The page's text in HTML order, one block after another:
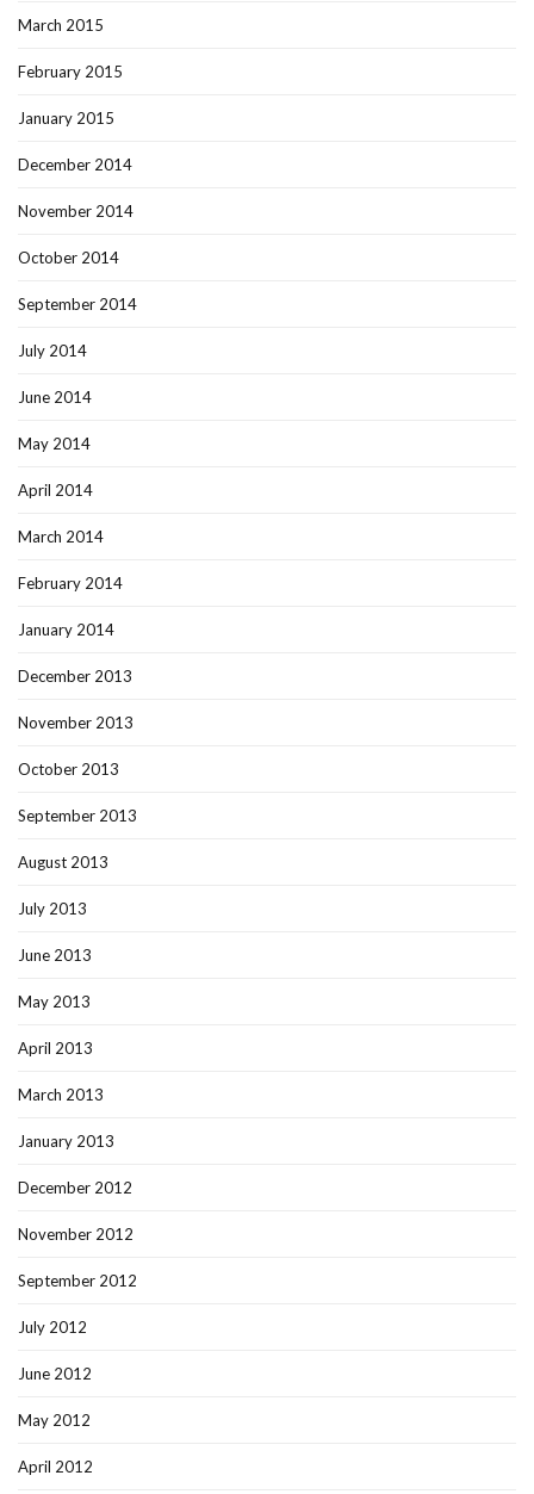
March 2015
February 2015
January 2015
December 2014
November 2014
October 2014
September 2014
July 2014
June 2014
May 2014
April 2014
March 2014
February 2014
January 2014
December 2013
November 2013
October 2013
September 2013
August 2013
July 2013
June 2013
May 2013
April 2013
March 2013
January 2013
December 2012
November 2012
September 2012
July 2012
June 2012
May 2012
April 2012